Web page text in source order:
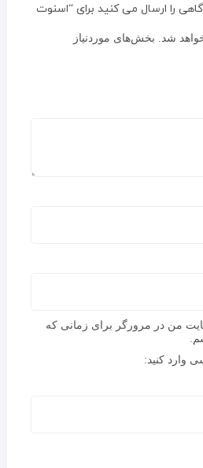
را ارسال می کنید برای “اسنوت
شد.
بخش‌های موردنیاز
من در مرورگر برای زمانی که
وارد کنید: